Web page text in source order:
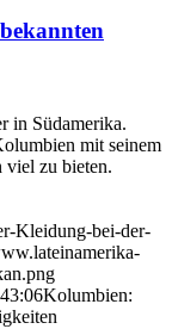
in Südamerika.
mit seinem
viel zu bieten.
Kleidung-bei-der-
Kolumbien: